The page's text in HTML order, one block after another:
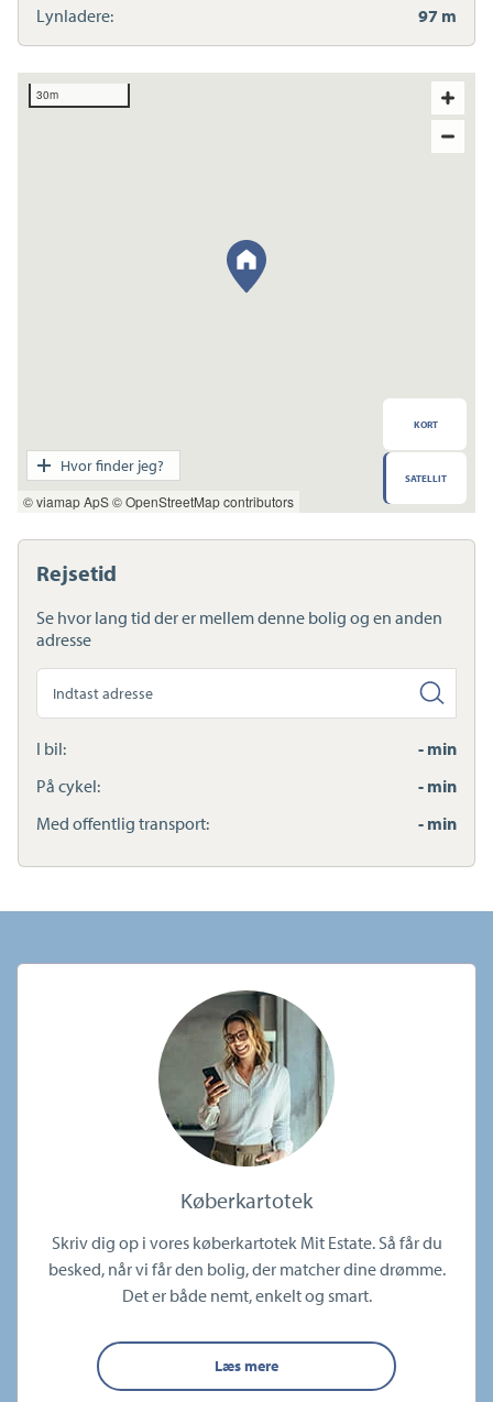
Lynladere:
97 m
Rejsetid
Se hvor lang tid der er mellem denne bolig og en anden
adresse
Søg
anden
adresse
I bil:
- min
På cykel:
- min
Med offentlig transport:
- min
30m
© viamap ApS© OpenStreetMap contributors
KORT
SATELLIT
Hvor finder jeg?
Transport
Indkøb
Daginstitution
Skole
Sundhed
Ladestandere
Lynladere
Køberkartotek
Skriv dig op i vores køberkartotek Mit Estate. Så får du
besked, når vi får den bolig, der matcher dine drømme.
Det er både nemt, enkelt og smart.
Læs mere